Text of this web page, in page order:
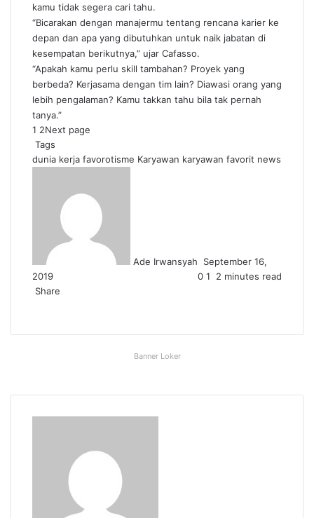
kamu tidak segera cari tahu.
“Bicarakan dengan manajermu tentang rencana karier ke
depan dan apa yang dibutuhkan untuk naik jabatan di
kesempatan berikutnya,” ujar Cafasso.
“Apakah kamu perlu skill tambahan? Proyek yang
berbeda? Kerjasama dengan tim lain? Diawasi orang yang
lebih pengalaman? Kamu takkan tahu bila tak pernah
tanya.”
1 2Next page
Tags
dunia kerja favorotisme Karyawan karyawan favorit news
Ade Irwansyah
September 16,
2019
0 1
2 minutes read
Share
Email
Banner Loker